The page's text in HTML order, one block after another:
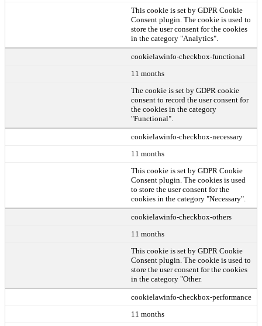
This cookie is set by GDPR Cookie
Consent plugin. The cookie is used to
store the user consent for the cookies
in the category "Analytics".
cookielawinfo-checkbox-functional
11 months
The cookie is set by GDPR cookie
consent to record the user consent for
the cookies in the category
"Functional".
cookielawinfo-checkbox-necessary
11 months
This cookie is set by GDPR Cookie
Consent plugin. The cookies is used
to store the user consent for the
cookies in the category "Necessary".
cookielawinfo-checkbox-others
11 months
This cookie is set by GDPR Cookie
Consent plugin. The cookie is used to
store the user consent for the cookies
in the category "Other.
cookielawinfo-checkbox-performance
11 months